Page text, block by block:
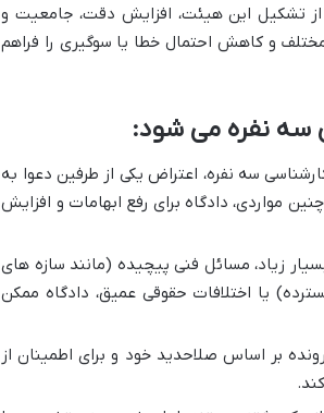
از تشکیل این هیئت، افزایش دقت، جامعیت و
و کاهش احتمال خطا یا سوگیری را فراهم
سه نفره می شود:
سه نفره، اعتراض یکی از طرفین دعوا به
مواردی، دادگاه برای رفع ابهامات و افزایش
زیاد، مسائل فنی پیچیده (مانند سازه های
یا اختلافات حقوقی عمیق، دادگاه ممکن
بر اساس صلاحدید خود و برای اطمینان از